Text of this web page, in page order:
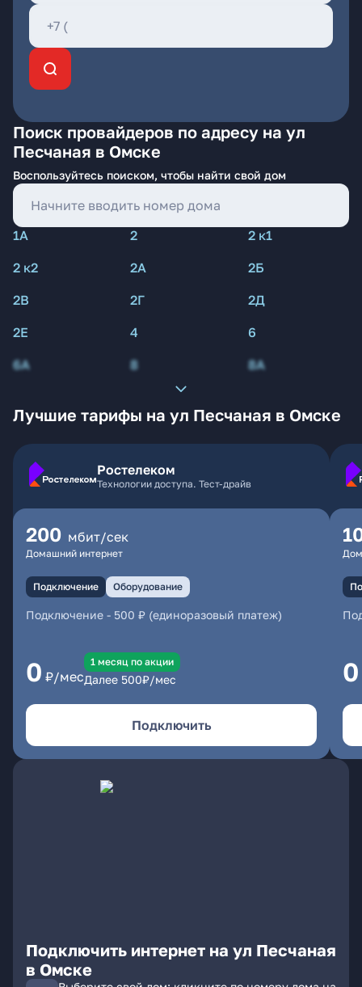
Поиск провайдеров по адресу на ул
Песчаная в Омске
Воспользуйтесь поиском, чтобы найти свой дом
1А 2
2 к1
2 к2
2А
2Б
2В
2Г
2Д
2Е
4
6
6А
8 8А
Лучшие тарифы на ул Песчаная в Омске
Ростелеком
Технологии доступа. Тест-драйв
200 мбит/сек
Домашний интернет
Подключение Оборудование
Подключение - 500 ₽ (единоразовый платеж)
0 ₽/мес
1 месяц по акции
Далее 500₽/мес
Подключить
0
Подключить интернет на ул Песчаная
в Омске